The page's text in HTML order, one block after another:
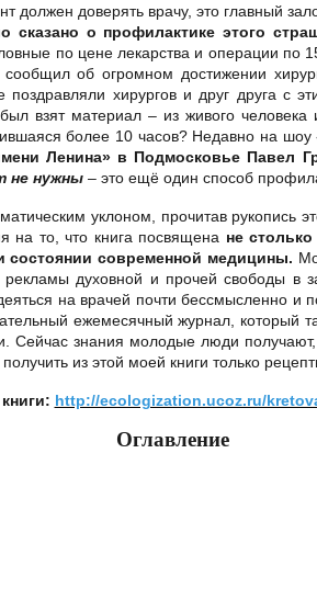
должен доверять врачу, это главный
о профилактике этого
по цене лекарства и операции
об огромном достижении
хирургов и друг друга
взят материал – из живого
более 10 часов? Недавно на шоу
Ленина» в Подмосковье Павел
не нужны – это ещё один способ
уклоном, прочитав рукопись
на то, что книга посвящена не
состоянии современной медицины.
духовной и прочей свободы
на врачей почти бессмысленно и
ежемесячный журнал, который
Сейчас знания молодые люди
из этой моей книги только
http://ecologization.ucoz.ru/
Оглавление